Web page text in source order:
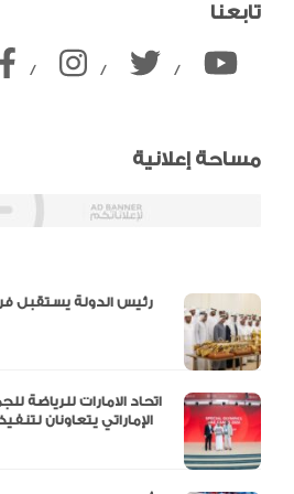
تابعنا
/ / /
مساحة إعلانية
اتحاد الامارات للرياضة